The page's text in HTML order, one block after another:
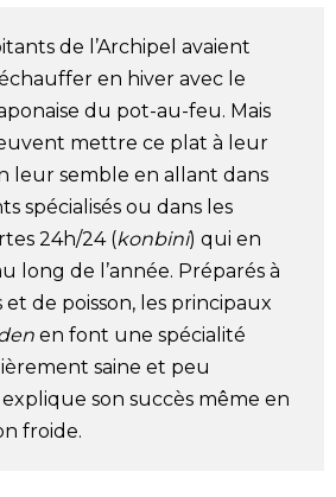
official SNS
de l’Archipel avaient
en hiver avec le
du pot-au-feu. Mais
mettre ce plat à leur
leur semble en allant dans
spécialisés ou dans les
24h/24 (konbini) qui en
long de l’année. Préparés à
de poisson, les principaux
en font une spécialité
saine et peu
son succès même en
froide.